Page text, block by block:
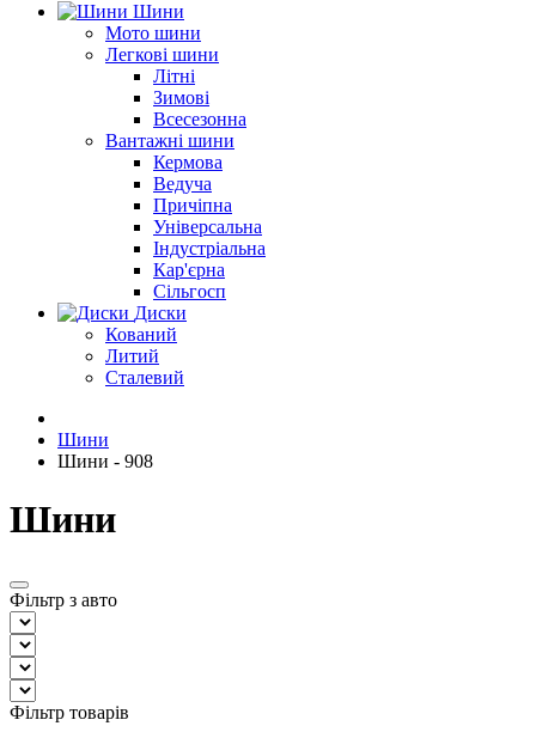
Шини
Мото шини
Легкові шини
Літні
Зимові
Всесезонна
Вантажні шини
Кермова
Ведуча
Причіпна
Універсальна
Індустріальна
Кар'єрна
Сільгосп
Диски
Кований
Литий
Сталевий
Шини
Шини - 908
Шини
Фільтр з авто
Фільтр товарів